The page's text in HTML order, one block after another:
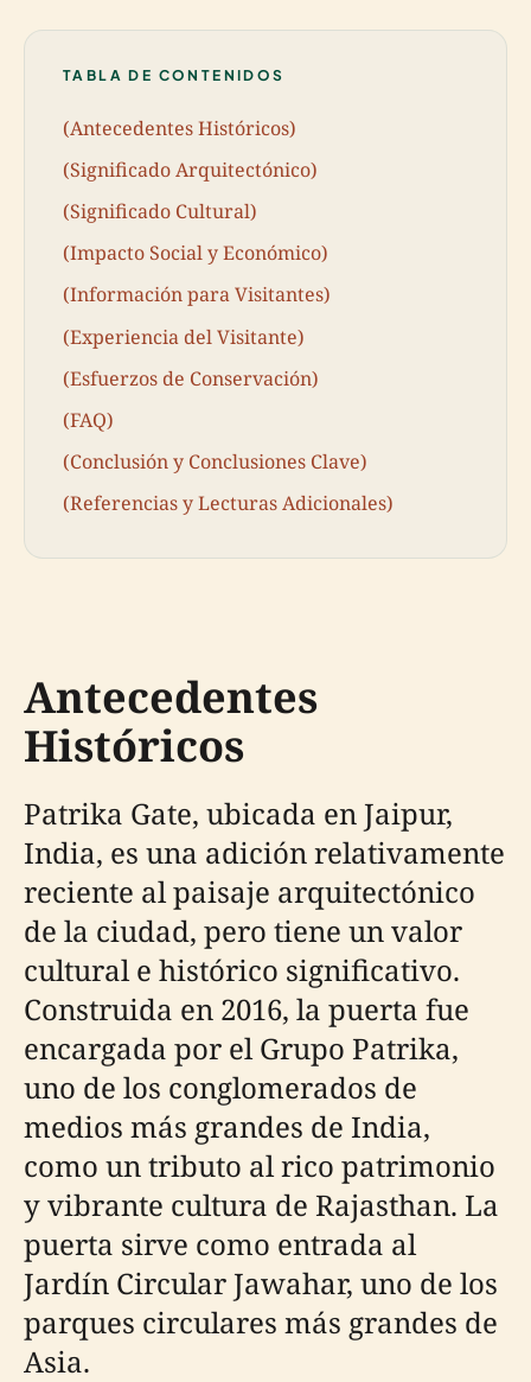
TABLA DE CONTENIDOS
(Antecedentes Históricos)
(Significado Arquitectónico)
(Significado Cultural)
(Impacto Social y Económico)
(Información para Visitantes)
(Experiencia del Visitante)
(Esfuerzos de Conservación)
(FAQ)
(Conclusión y Conclusiones Clave)
(Referencias y Lecturas Adicionales)
Antecedentes
Históricos
Patrika Gate, ubicada en Jaipur,
India, es una adición relativamente
reciente al paisaje arquitectónico
de la ciudad, pero tiene un valor
cultural e histórico significativo.
Construida en 2016, la puerta fue
encargada por el Grupo Patrika,
uno de los conglomerados de
medios más grandes de India,
como un tributo al rico patrimonio
y vibrante cultura de Rajasthan. La
puerta sirve como entrada al
Jardín Circular Jawahar, uno de los
parques circulares más grandes de
Asia.